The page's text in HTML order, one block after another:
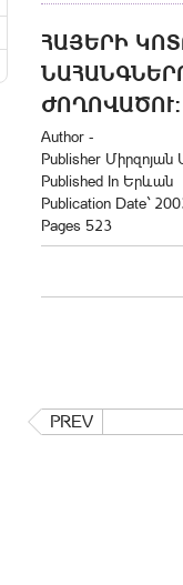
ՀԱՅԵՐԻ
ՂՈՎԱԾՈՒ:
Author -
Publisher Միրզոյան
Published In Երևան
Publication Date`
Pages 523
PREV